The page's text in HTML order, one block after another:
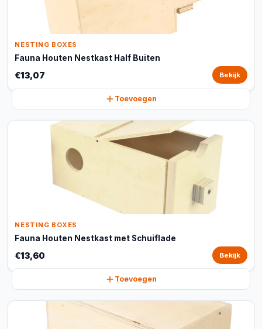
NESTING BOXES
Fauna Houten Nestkast Half Buiten
€13,07 Bekijk
Toevoegen
NESTING BOXES
Fauna Houten Nestkast met Schuiflade
€13,60 Bekijk
Toevoegen